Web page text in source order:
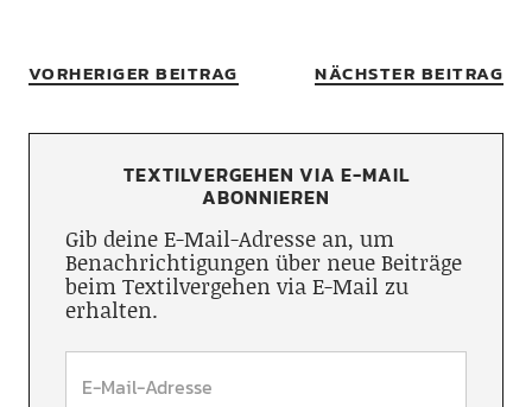
VORHERIGER BEITRAG NÄCHSTER BEITRAG
TEXTILVERGEHEN VIA E-MAIL
ABONNIEREN
Gib deine E-Mail-Adresse an, um
Benachrichtigungen über neue Beiträge
beim Textilvergehen via E-Mail zu
erhalten.